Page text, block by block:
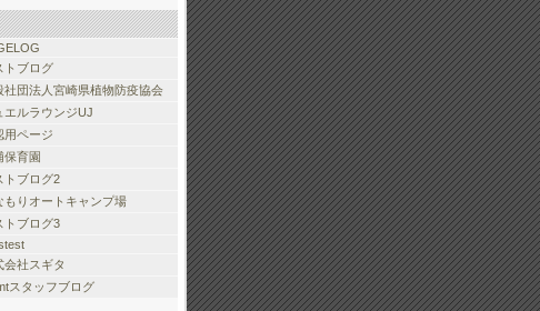
トブログ
社団法人宮崎県植物防疫協会
エルラウンジUJ
用ページ
保育園
トブログ2
もりオートキャンプ場
トブログ3
会社スギタ
スタッフブログ